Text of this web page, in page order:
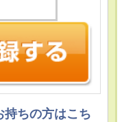
ちの方はこち